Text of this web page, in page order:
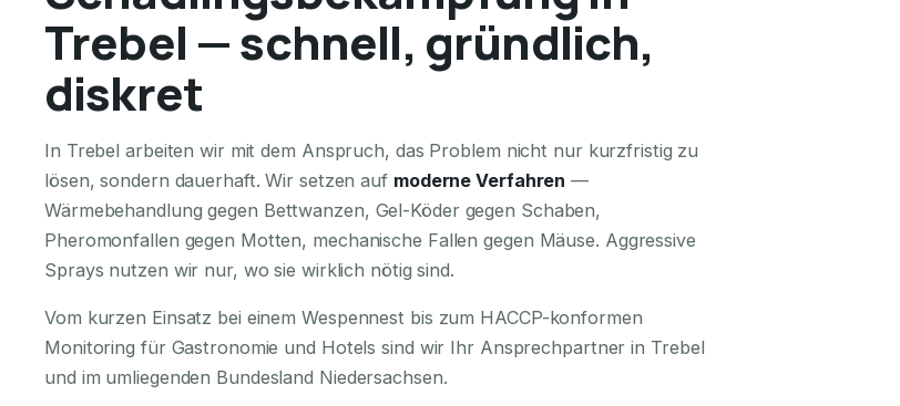
Trebel — schnell, gründlich,
diskret
In Trebel arbeiten wir mit dem Anspruch, das Problem nicht nur kurzfristig zu
lösen, sondern dauerhaft. Wir setzen auf moderne Verfahren —
Wärmebehandlung gegen Bettwanzen, Gel-Köder gegen Schaben,
Pheromonfallen gegen Motten, mechanische Fallen gegen Mäuse. Aggressive
Sprays nutzen wir nur, wo sie wirklich nötig sind.
Vom kurzen Einsatz bei einem Wespennest bis zum HACCP-konformen
Monitoring für Gastronomie und Hotels sind wir Ihr Ansprechpartner in Trebel
und im umliegenden Bundesland Niedersachsen.